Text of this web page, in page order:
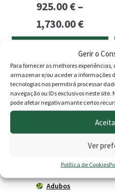
Gerir o
Para fornecer as melhores
armazenar e/ou aceder a informações
tecnologias nos permitirá processar
navegação ou IDs exclusivos neste
pode afetar negativamante certos
Ver
Política de Cookies
925.00€–
1,730.00€Price
range:
product
Produtos
Horta
Adubadores
Adubos